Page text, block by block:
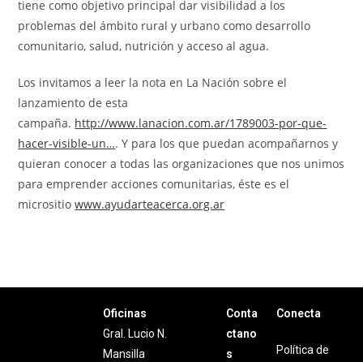
tiene como objetivo principal dar visibilidad a los
problemas del ámbito rural y urbano como desarrollo
comunitario, salud, nutrición y acceso al agua.
Los invitamos a leer la nota en La Nación sobre el
lanzamiento de esta
campaña. http://www.lanacion.com.ar/1789003-por-que-
hacer-visible-un…. Y para los que puedan acompañarnos y
quieran conocer a todas las organizaciones que nos unimos
para emprender acciones comunitarias, éste es el
micrositiowww.ayudarteacerca.org.ar
Oficinas
Gral. Lucio N.
Mansilla
Conta
ctano
s
Conecta
Política de